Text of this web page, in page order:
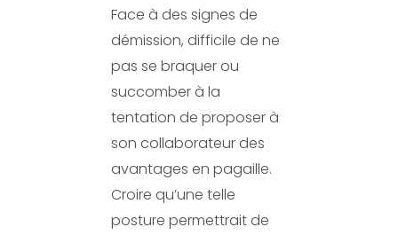
Face à des signes de
démission, difficile de ne
pas se braquer ou
succomber à la
tentation de proposer à
son collaborateur des
avantages en pagaille.
Croire qu’une telle
posture permettrait de